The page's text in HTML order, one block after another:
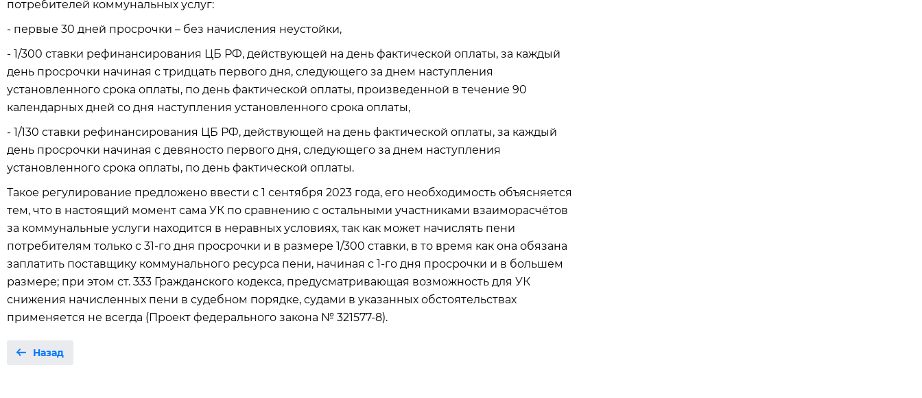
потребителей коммунальных услуг:
- первые 30 дней просрочки – без начисления неустойки,
- 1/300 ставки рефинансирования ЦБ РФ, действующей на день фактической оплаты, за каждый
день просрочки начиная с тридцать первого дня, следующего за днем наступления
установленного срока оплаты, по день фактической оплаты, произведенной в течение 90
календарных дней со дня наступления установленного срока оплаты,
- 1/130 ставки рефинансирования ЦБ РФ, действующей на день фактической оплаты, за каждый
день просрочки начиная с девяносто первого дня, следующего за днем наступления
установленного срока оплаты, по день фактической оплаты.
Такое регулирование предложено ввести с 1 сентября 2023 года, его необходимость объясняется
тем, что в настоящий момент сама УК по сравнению с остальными участниками взаиморасчётов
за коммунальные услуги находится в неравных условиях, так как может начислять пени
потребителям только с 31-го дня просрочки и в размере 1/300 ставки, в то время как она обязана
заплатить поставщику коммунального ресурса пени, начиная с 1-го дня просрочки и в большем
размере; при этом ст. 333 Гражданского кодекса, предусматривающая возможность для УК
снижения начисленных пени в судебном порядке, судами в указанных обстоятельствах
применяется не всегда (Проект федерального закона № 321577-8).
Назад